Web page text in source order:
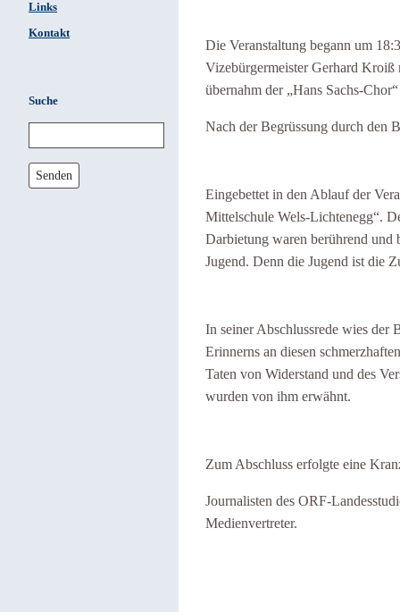
Links
Kontakt
Suche
Senden
Die Veranstaltung begann um
Vizebürgermeister Gerhard
übernahm der „Hans Sachs-
Nach der Begrüssung durch den
Eingebettet in den Ablauf der
Mittelschule Wels-Lichtenegg“.
Darbietung waren berührend und
Jugend. Denn die Jugend ist die
In seiner Abschlussrede wies der
Erinnerns an diesen
Taten von Widerstand und des
wurden von ihm erwähnt.
Zum Abschluss erfolgte eine
Journalisten des ORF-
Medienvertreter.